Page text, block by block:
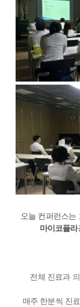
오늘 컨퍼런스는
마이코플
전체 진료과
매주 한분씩 진